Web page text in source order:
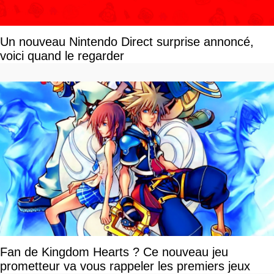
Un nouveau Nintendo Direct surprise annoncé,
voici quand le regarder
Fan de Kingdom Hearts ? Ce nouveau jeu
prometteur va vous rappeler les premiers jeux